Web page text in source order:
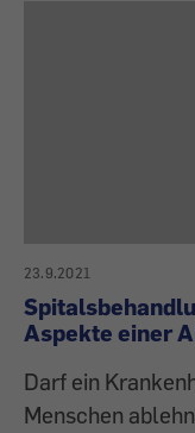
23.9.2021
Aspekte einer
Darf ein
Menschen